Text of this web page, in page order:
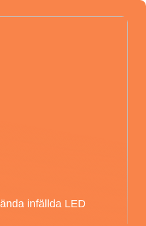
infällda LED